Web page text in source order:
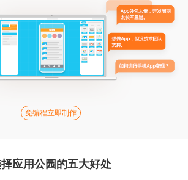
免编程立即制作
应用公园的五大好处